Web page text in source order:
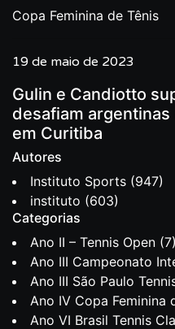
Copa Feminina de Tênis
19 de maio de 2023
Gulin e Candiotto
desafiam
em Curitiba
Autores
Instituto Sports (947)
instituto (603)
Categorias
Ano II – Tennis Open (7)
Ano III Campeonato
Ano III São Paulo
Ano IV Copa Feminina
Ano VI Brasil Tennis